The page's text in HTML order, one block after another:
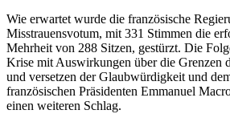
Wie erwartet wurde die französische
Misstrauensvotum, mit 331 Stimmen die
Mehrheit von 288 Sitzen, gestürzt. Die
Krise mit Auswirkungen über die Grenzen
und versetzen der Glaubwürdigkeit und
französischen Präsidenten Emmanuel
einen weiteren Schlag.